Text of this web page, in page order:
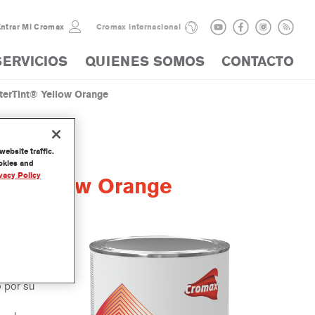
Mi Cromax Cromax internacional
QUIENES SOMOS CONTACTO
Yellow Orange
Yellow Orange
de
por su
traffic.
and
Policy